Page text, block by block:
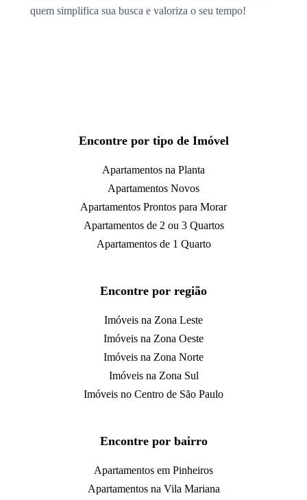
quem simplifica sua busca e valoriza o seu tempo!
Encontre por tipo de Imóvel
Apartamentos na Planta
Apartamentos Novos
Apartamentos Prontos para Morar
Apartamentos de 2 ou 3 Quartos
Apartamentos de 1 Quarto
Encontre por região
Imóveis na Zona Leste
Imóveis na Zona Oeste
Imóveis na Zona Norte
Imóveis na Zona Sul
Imóveis no Centro de São Paulo
Encontre por bairro
Apartamentos em Pinheiros
Apartamentos na Vila Mariana